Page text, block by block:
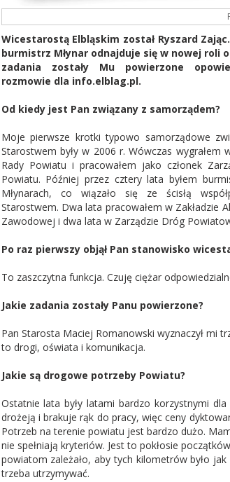
Wicestarostą Elbląskim został Ryszard Zając.
burmistrz Młynar odnajduje się w nowej roli
zadania zostały Mu powierzone
rozmowie dla info.elblag.pl.
Od kiedy jest Pan związany z samorządem?
Moje pierwsze krotki typowo samorządowe
Starostwem były w 2006 r. Wówczas wygrałem
Rady Powiatu i pracowałem jako członek
Powiatu. Później przez cztery lata byłem
Młynarach, co wiązało się ze ścisłą
Starostwem. Dwa lata pracowałem w Zakładzie
Zawodowej i dwa lata w Zarządzie Dróg
Po raz pierwszy objął Pan stanowisko
To zaszczytna funkcja. Czuję ciężar
Jakie zadania zostały Panu powierzone?
Pan Starosta Maciej Romanowski wyznaczył mi
to drogi, oświata i komunikacja.
Jakie są drogowe potrzeby Powiatu?
Ostatnie lata były latami bardzo korzystnymi
drożeją i brakuje rąk do pracy, więc ceny
Potrzeb na terenie powiatu jest bardzo dużo.
nie spełniają kryteriów. Jest to pokłosie
powiatom zależało, aby tych kilometrów było
trzeba utrzymywać.